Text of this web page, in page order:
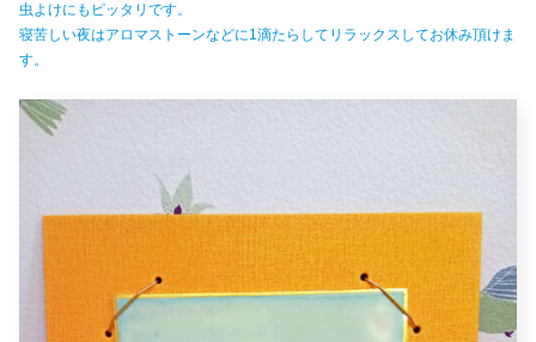
虫よけにもピッタリです。
寝苦しい夜はアロマストーンなどに1滴たらしてリラックスしてお休み頂けま
す。